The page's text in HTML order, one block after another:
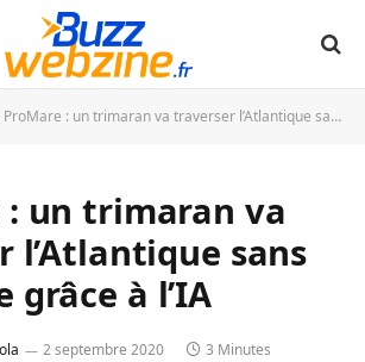
ProMare : un trimaran va traverser l’Atlantique sans équipage grâce à l’IA
: un trimaran va
l’Atlantique sans
grâce à l’IA
2 septembre 2020
3 Minutes